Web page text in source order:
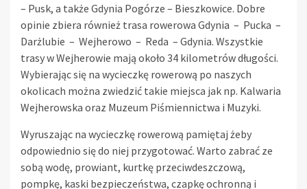
– Pusk, a także Gdynia Pogórze – Bieszkowice. Dobre
opinie zbiera również trasa rowerowa Gdynia – Pucka –
Darżlubie – Wejherowo – Reda – Gdynia. Wszystkie
trasy w Wejherowie mają około 34 kilometrów długości.
Wybierając się na wycieczkę rowerową po naszych
okolicach można zwiedzić takie miejsca jak np. Kalwaria
Wejherowska oraz Muzeum Piśmiennictwa i Muzyki.
Wyruszając na wycieczkę rowerową pamiętaj żeby
odpowiednio się do niej przygotować. Warto zabrać ze
sobą wodę, prowiant, kurtkę przeciwdeszczową,
pompkę, kaski bezpieczeństwa, czapkę ochronną i